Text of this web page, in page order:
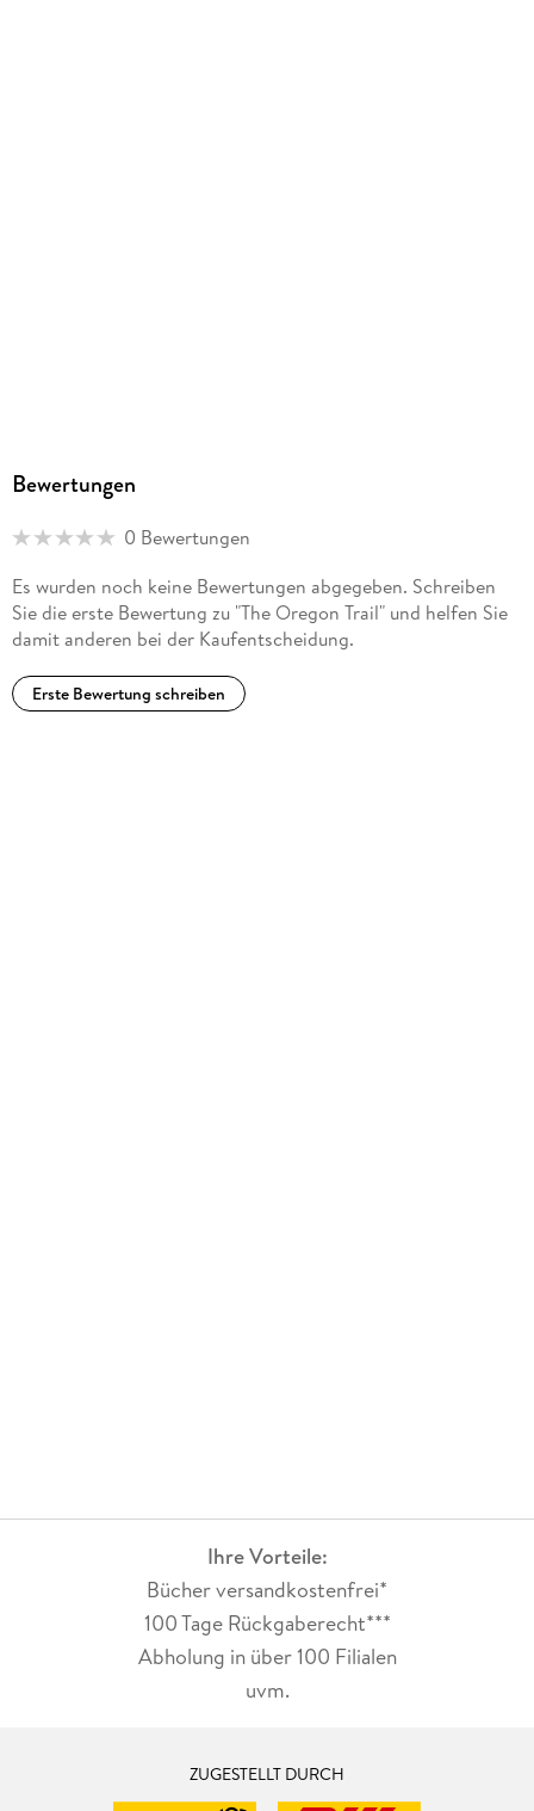
Bewertungen
0 Bewertungen
Es wurden noch keine Bewertungen abgegeben. Schreiben
Sie die erste Bewertung zu "The Oregon Trail" und helfen Sie
damit anderen bei der Kaufentscheidung.
Erste Bewertung schreiben
Ihre Vorteile:
Bücher versandkostenfrei*
100 Tage Rückgaberecht***
Abholung in über 100 Filialen
uvm.
ZUGESTELLT DURCH